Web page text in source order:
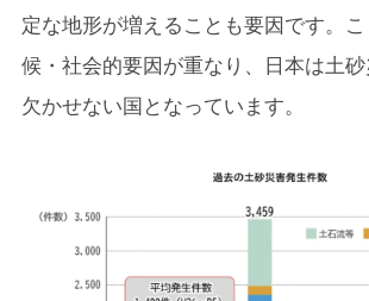
定な地形が増えることも要因です。
候・社会的要因が重なり、日本は土
欠かせない国となっています。